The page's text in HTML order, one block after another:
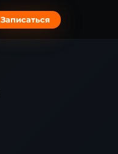
Записаться